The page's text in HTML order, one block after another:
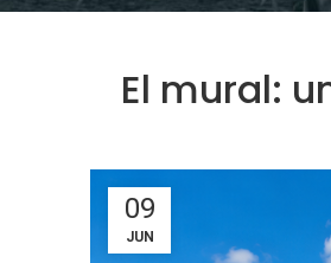
El mural:
09
JUN